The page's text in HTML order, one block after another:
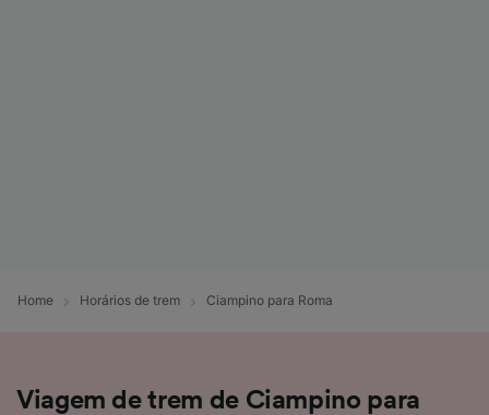
Home Horários de trem Ciampino para Roma
Viagem de trem de Ciampino para